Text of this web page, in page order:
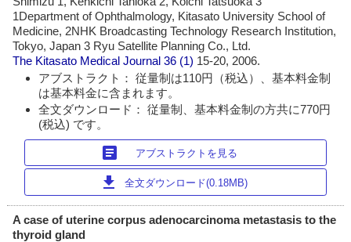
1Department of Ophthalmology, Kitasato University School of
Medicine, 2NHK Broadcasting Technology Research Institution,
Tokyo, Japan 3 Ryu Satellite Planning Co., Ltd.
The Kitasato Medical Journal 36 (1) 15-20, 2006.
アブストラクト： 従量制は110円（税込）、基本料金制
は基本料金に含まれます。
全文ダウンロード： 従量制、基本料金制の方共に770円
(税込) です。
article アブストラクトを見る
download 全文ダウンロード(0.18MB)
A case of uterine corpus adenocarcinoma metastasis to the
thyroid gland